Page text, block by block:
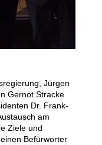
Jürgen
Gernot Stracke
Dr. Frank-
am
Ziele und
Befürworter